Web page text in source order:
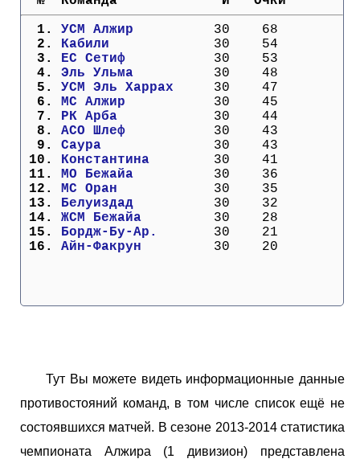
Кубок Европы (отбор)
Лига Наций
  1.
УСМ Алжир
  30    68
  2.
Кабили
  30    54
  3.
ЕС Сетиф
  30    53
  4.
Эль Ульма
  30    48
  5.
УСМ Эль Харрах
  30    47
  6.
МС Алжир
  30    45
  7.
РК Арба
  30    44
  8.
АСО Шлеф
  30    43
  9.
Саура
  30    43
10.
Константина
  30    41
11.
МО Бежайа
  30    36
12.
МС Оран
  30    35
13.
Белуиздад
  30    32
14. ЖСМ Бежайа
  30    28
15.
Бордж-Бу-Ар.
  30    21
16. Айн-Факрун
  30    20
Тут Вы можете видеть информационные данные
противостояний команд, в том числе список ещё не
состоявшихся матчей. В сезоне 2013-2014 статистика
чемпионата Алжира (1 дивизион) представлена